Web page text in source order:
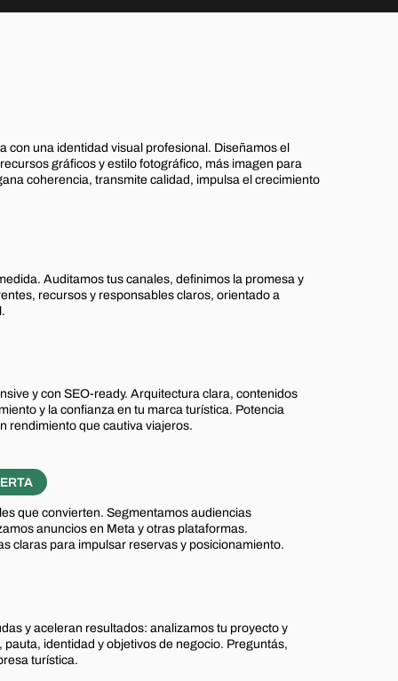
con una identidad visual profesional. Diseñamos el
gráficos y estilo fotográfico, más imagen para
coherencia, transmite calidad, impulsa el crecimiento
Auditamos tus canales, definimos la promesa y
recursos y responsables claros, orientado a
y con SEO‑ready. Arquitectura clara, contenidos
y la confianza en tu marca turística. Potencia
rendimiento que cautiva viajeros.
que convierten. Segmentamos audiencias
anuncios en Meta y otras plataformas.
claras para impulsar reservas y posicionamiento.
y aceleran resultados: analizamos tu proyecto y
identidad y objetivos de negocio. Preguntás,
turística.